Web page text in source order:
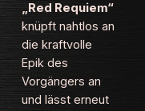
„Red Requiem“
knüpft nahtlos an
die kraftvolle
Epik des
Vorgängers an
und lässt erneut